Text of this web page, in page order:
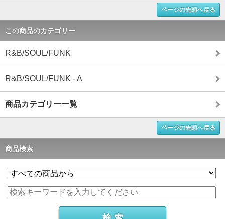
ページの先頭へ戻る
この商品のカテゴリー
R&B/SOUL/FUNK
R&B/SOUL/FUNK - A
商品カテゴリー一覧
ページの先頭へ戻る
商品検索